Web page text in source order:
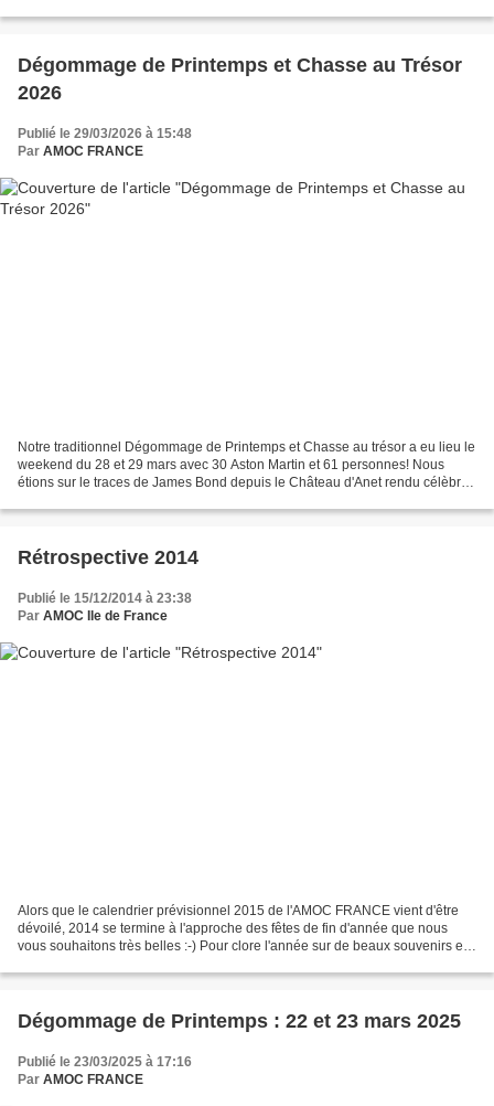
Dégommage de Printemps et Chasse au Trésor
2026
Publié le 29/03/2026 à 15:48
Par AMOC FRANCE
Notre traditionnel Dégommage de Printemps et Chasse au trésor a eu lieu le
weekend du 28 et 29 mars avec 30 Aston Martin et 61 personnes! Nous
étions sur le traces de James Bond depuis le Château d'Anet rendu célèbre
Rétrospective 2014
Publié le 15/12/2014 à 23:38
Par AMOC Ile de France
Alors que le calendrier prévisionnel 2015 de l'AMOC FRANCE vient d'être
dévoilé, 2014 se termine à l'approche des fêtes de fin d'année que nous
vous souhaitons très belles :-) Pour clore l'année sur de beaux souvenirs et
Dégommage de Printemps : 22 et 23 mars 2025
Publié le 23/03/2025 à 17:16
Par AMOC FRANCE